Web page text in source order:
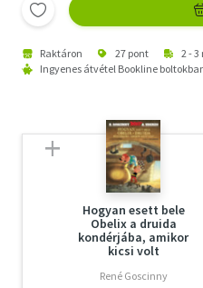
Raktáron 27 pont
2 -
Ingyenes átvétel Bookline
Hogyan esett bele
Obelix a druida
kondérjába, amikor
kicsi volt
René Goscinny